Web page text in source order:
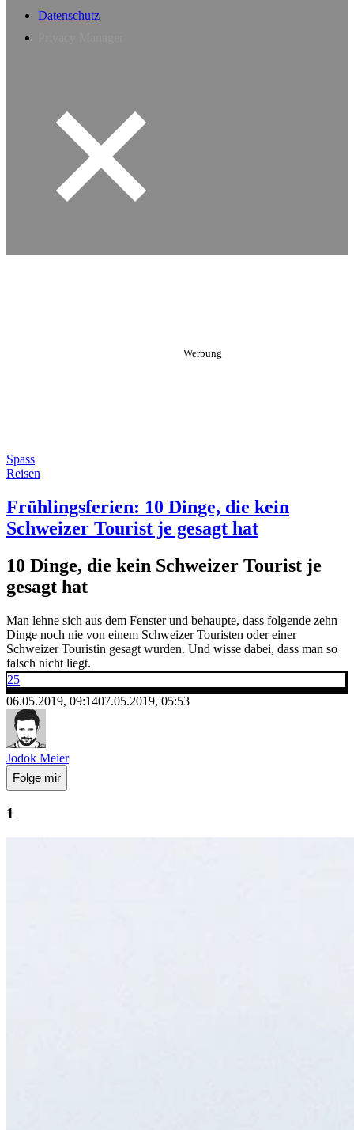
Datenschutz
Spass
Reisen
Frühlingsferien: 10 Dinge, die kein
Schweizer Tourist je gesagt hat
10 Dinge, die kein Schweizer Tourist je
gesagt hat
Man lehne sich aus dem Fenster und behaupte, dass folgende zehn
Dinge noch nie von einem Schweizer Touristen oder einer
Schweizer Touristin gesagt wurden. Und wisse dabei, dass man so
falsch nicht liegt.
25
06.05.2019, 09:1407.05.2019, 05:53
Jodok Meier
Folge mir